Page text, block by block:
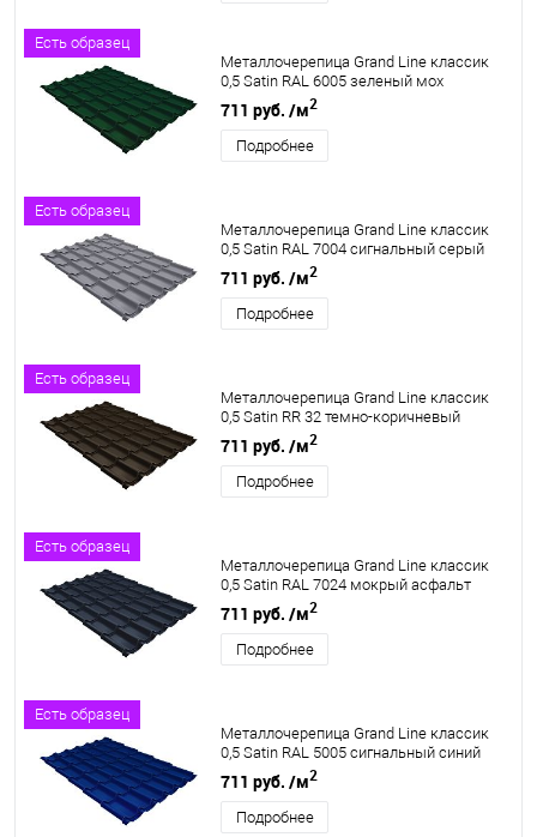
Есть образец
Металлочерепица Grand Line классик
0,5 Satin RAL 6005 зеленый мох
711 руб. /м2
Подробнее
Есть образец
Металлочерепица Grand Line классик
0,5 Satin RAL 7004 сигнальный серый
711 руб. /м2
Подробнее
Есть образец
Металлочерепица Grand Line классик
0,5 Satin RR 32 темно-коричневый
711 руб. /м2
Подробнее
Есть образец
Металлочерепица Grand Line классик
0,5 Satin RAL 7024 мокрый асфальт
711 руб. /м2
Подробнее
Есть образец
Металлочерепица Grand Line классик
0,5 Satin RAL 5005 сигнальный синий
711 руб. /м2
Подробнее